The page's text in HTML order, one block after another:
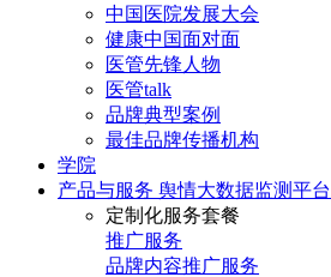
中国医院发展大会
健康中国面对面
医管先锋人物
医管talk
品牌典型案例
最佳品牌传播机构
学院
产品与服务 舆情大数据监测平台
定制化服务套餐
推广服务
品牌内容推广服务